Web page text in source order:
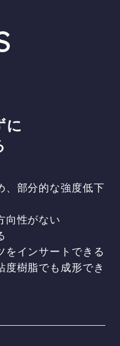
に
、部分的な強度低下
向性がない
をインサートできる
度樹脂でも成形でき